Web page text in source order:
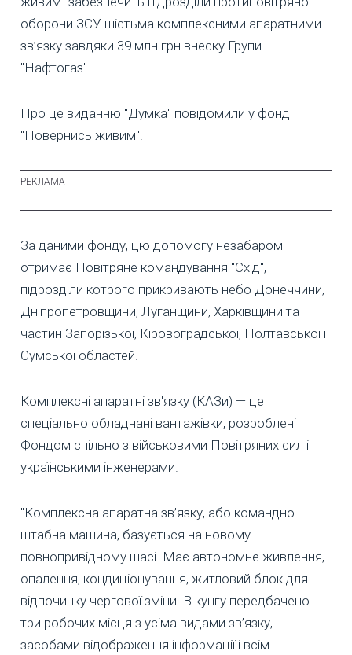
оборони ЗСУ шістьма комплексними апаратними
зв’язку завдяки 39 млн грн внеску Групи
"Нафтогаз".
Про це виданню "Думка" повідомили у фонді
"Повернись живим".
За даними фонду, цю допомогу незабаром
отримає Повітряне командування "Схід",
підрозділи котрого прикривають небо Донеччини,
Дніпропетровщини, Луганщини, Харківщини та
частин Запорізької, Кіровоградської, Полтавської і
Сумської областей.
Комплексні апаратні зв'язку (КАЗи) — це
спеціально обладнані вантажівки, розроблені
Фондом спільно з військовими Повітряних сил і
українськими інженерами.
"Комплексна апаратна зв’язку, або командно-
штабна машина, базується на новому
повнопривідному шасі. Має автономне живлення,
опалення, кондиціонування, житловий блок для
відпочинку чергової зміни. В кунгу передбачено
три робочих місця з усіма видами зв’язку,
засобами відображення інформації і всім